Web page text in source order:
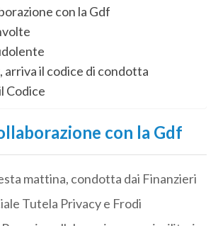
con la Gdf
arriva il codice di condotta
Codice
con la Gdf
mattina, condotta dai Finanzieri
Tutela Privacy e Frodi